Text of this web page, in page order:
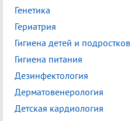
Генетика
Гериатрия
Гигиена детей и подростков
Гигиена питания
Дезинфектология
Дерматовенерология
Детская кардиология